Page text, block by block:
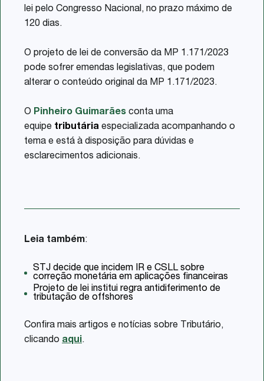
lei pelo Congresso Nacional, no prazo máximo de
120 dias.
O projeto de lei de conversão da MP 1.171/2023
pode sofrer emendas legislativas, que podem
alterar o conteúdo original da MP 1.171/2023.
O Pinheiro Guimarães conta uma
equipe tributária especializada acompanhando o
tema e está à disposição para dúvidas e
esclarecimentos adicionais.
Leia também:
STJ decide que incidem IR e CSLL sobre
correção monetária em aplicações financeiras
Projeto de lei institui regra antidiferimento de
tributação de offshores
Confira mais artigos e notícias sobre Tributário,
clicando aqui.